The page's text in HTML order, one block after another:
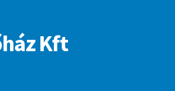
Kft